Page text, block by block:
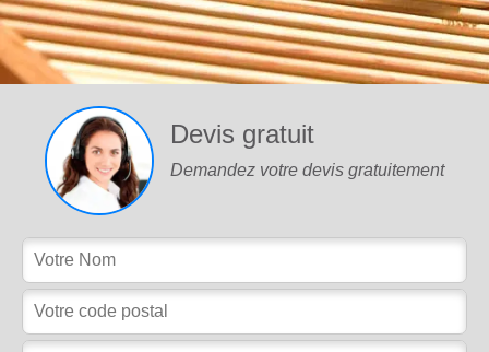
Devis gratuit
Demandez votre devis gratuitement